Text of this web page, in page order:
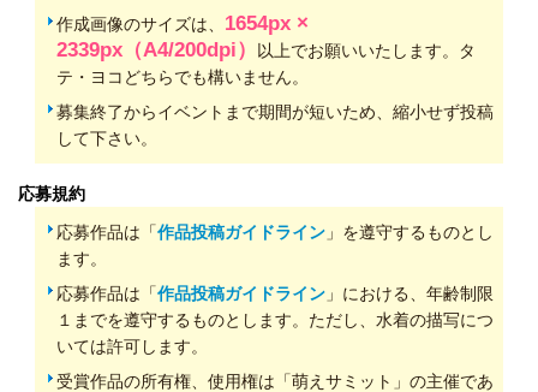
作成画像のサイズは、 1654px ×
2339px（A4/200dpi）
以上でお願いいたします。タ
テ・ヨコどちらでも構いません。
募集終了からイベントまで期間が短いため、縮小せず投稿
して下さい。
応募規約
応募作品は「作品投稿ガイドライン 」を遵守するものとし
ます。
応募作品は「作品投稿ガイドライン 」における、年齢制限
１までを遵守するものとします。ただし、水着の描写につ
いては許可します。
受賞作品の所有権、使用権は「萌えサミット」の主催であ